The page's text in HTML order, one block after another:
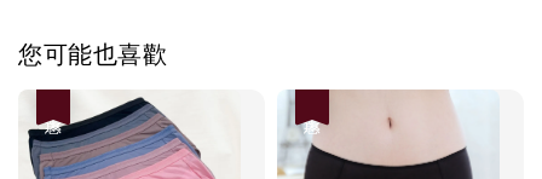
您可能也喜歡